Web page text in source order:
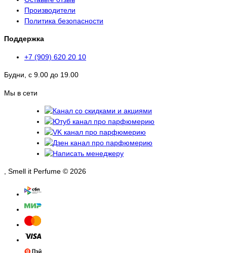
Производители
Политика безопасности
Поддержка
+7 (909) 620 20 10
Будни, с 9.00 до 19.00
Мы в сети
, Smell it Perfume © 2026